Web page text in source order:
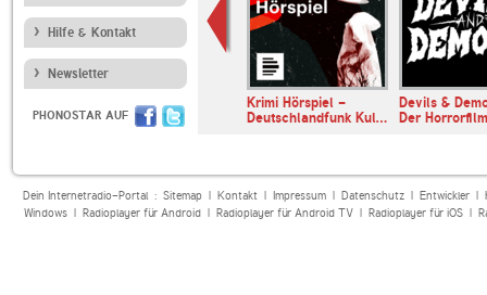
Hilfe & Kontakt
Newsletter
PHONOSTAR AUF
Krimi Hörspiel -
Deutschlandfunk Kul…
Devils &
Der
Dein Internetradio-Portal : Sitemap| Kontakt| Impressum| Datenschutz| Entwickler|
Windows| Radioplayer für Android| Radioplayer für Android TV| Radioplayer für iOS|